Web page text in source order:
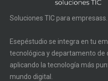
Soluciones TIC para empresass.
Esepéstudio se integra en tu
tecnológica y departamento de
aplicando la tecnología más
mundo digital.